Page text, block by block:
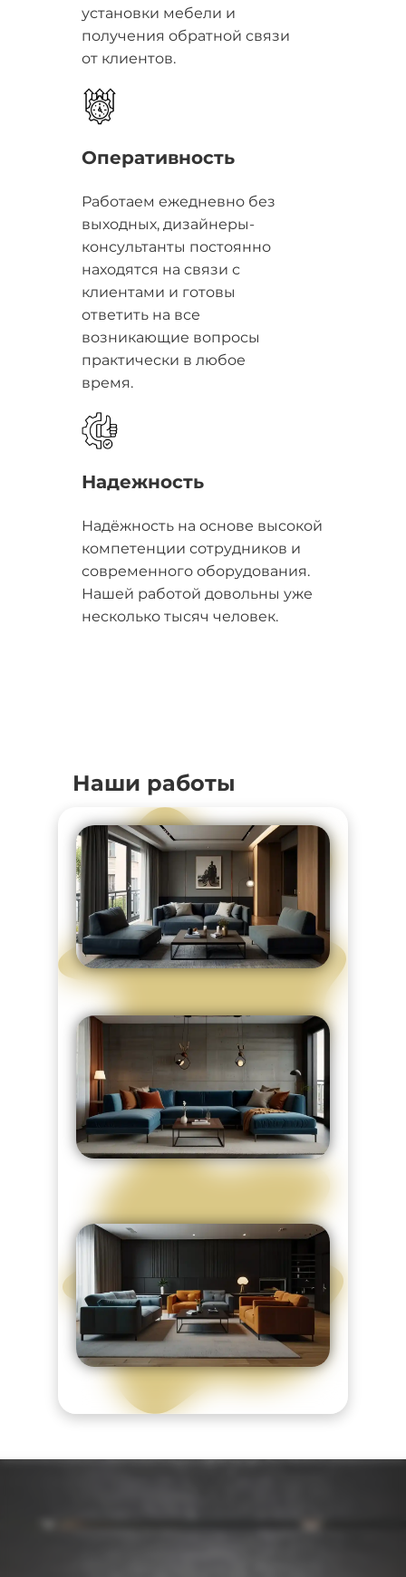
установки мебели и
получения обратной связи
от клиентов.
Оперативность
Работаем ежедневно без
выходных, дизайнеры-
консультанты постоянно
находятся на связи с
клиентами и готовы
ответить на все
возникающие вопросы
практически в любое
время.
Надежность
Надёжность на основе высокой
компетенции сотрудников и
современного оборудования.
Нашей работой довольны уже
несколько тысяч человек.
Наши работы